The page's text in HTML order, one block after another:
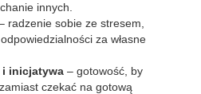
innych.
radzenie sobie ze stresem,
za własne
i inicjatywa – gotowość, by
czekać na gotową